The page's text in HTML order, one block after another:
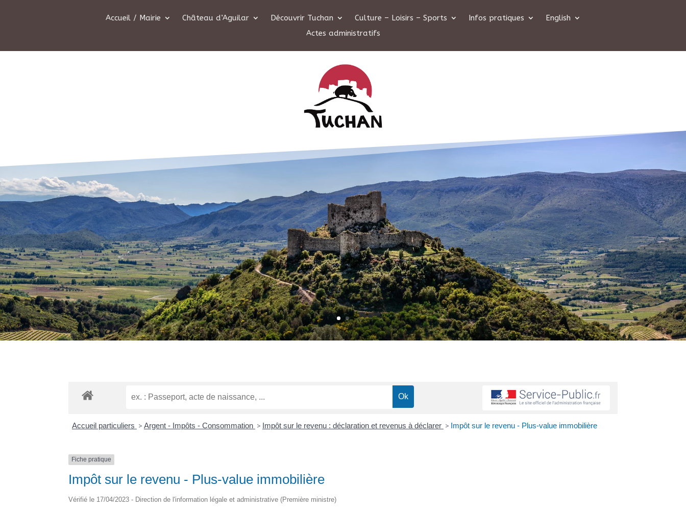
Accueil / Mairie Château d’Aguilar Découvrir Tuchan Culture – Loisirs – Sports Infos pratiques
English
Actes administratifs
Accueil particuliers > Argent - Impôts - Consommation > Impôt sur le revenu : déclaration et revenus à déclarer > Impôt sur le revenu - Plus-value immobilière
Fiche pratique
Impôt sur le revenu - Plus-value immobilière
Vérifié le 17/04/2023 - Direction de l'information légale et administrative (Première ministre)